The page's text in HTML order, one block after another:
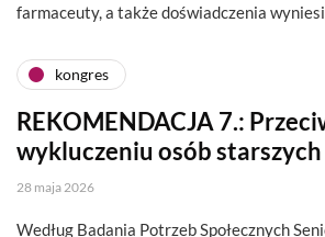
farmaceuty, a także doświadczenia
kongres
REKOMENDACJA 7.:
wykluczeniu osób starszych
28 maja 2026
Według Badania Potrzeb Społecznych